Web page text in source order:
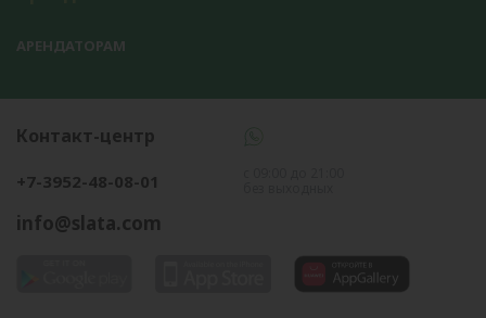
АРЕНДАТОРАМ
Контакт-центр
+7-3952-48-08-01
info@slata.com